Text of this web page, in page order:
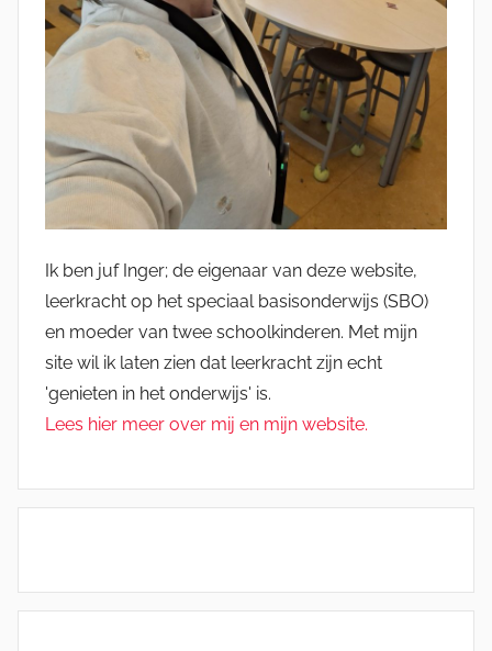
Ik ben juf Inger; de eigenaar van deze website,
leerkracht op het speciaal basisonderwijs (SBO)
en moeder van twee schoolkinderen. Met mijn
site wil ik laten zien dat leerkracht zijn echt
'genieten in het onderwijs' is.
Lees hier meer over mij en mijn website.